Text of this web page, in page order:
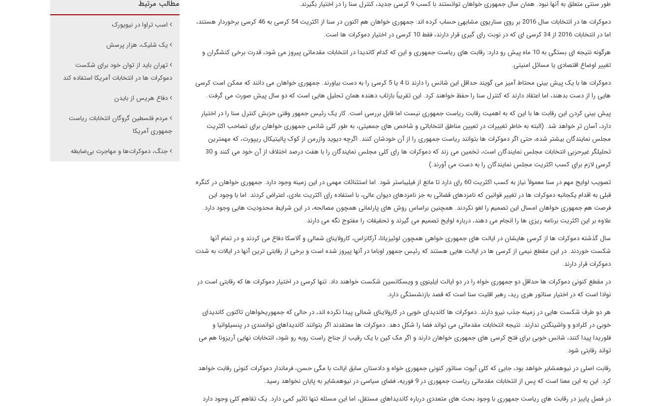
طور سنتی متعلق به آنها نبود. همان سال جمهوری خواهان توانستند با کسب 9 کرسی جدید، کنترل سنا را در اختیار بگیرند.
دموکرات ها در انتخابات سال 2016 بر روی سناریوی مشابهی حساب کرده اند: جمهوری خواهان هم اکنون در سنا از اکثریت 54 کرسی به 46 کرسی برخوردار هستند،
اما در انتخابات 2016 از 34 کرسی ای که در نوبت رای گیری قرار دارند، فقط 10 کرسی در اختیار دموکرات ها است.
هرگونه نتیجه ای بستگی به 10 ماه پیش رو دارد: رقابت های ریاست جمهوری و این که کدام کاندیدا در انتخابات مقدماتی پیروز می شود، قدرت برخی کنشگران و
تغییر اوضاع اقتصادی یا مسائل امنیتی.
دموکرات ها با یک پیش بینی محتاط آمیز می گویند حداقل این شانس را دارند تا 4 یا 5 کرسی را به دست بیاورند. جمهوری خواهان می دانند که ممکن است کرسی
هایی را از دست بدهند، اما اعتقاد دارند که کنترل سنا را حفظ خواهند کرد. این تقریباً بازتاب دهنده همان تحلیل هایی است که دو سال پیش صورت می گرفت.
پیش بینی کردن این رقابت ها با این که به اهمیت رقابت ریاست جمهوری نیست اما قابل بررسی است. کار یک رئیس جمهور وقتی حزبش کنترل سنا را در اختیار
دارد، آسان تر خواهد شد. (البته به خاطر تغییرات در تعیین مناطق انتخاباتی و شاخص های جمعیتی، به طور کلی شانس جمهوری خواهان برای تصاحب اکثریت
مجلس نمایندگان بیشتر شده، حتی اگر دموکرات ها بتوانند ریاست جمهوری را از آن خودشان کنند. اگرچه دیوید وازرمن از کوک پالیتیکال ریپورت، که مهمترین
تحلیلگر غیرحزبی انتخابات مجلس نمایندگان است، تخمین می زند که دموکرات ها رای کلی مجلس نمایندگان را با هفت درصد اختلاف از آن خود می کنند و 30
کرسی لازم برای کسب اکثریت مجلس نمایندگان را به دست می آورند.)
تصویب لوایح مهم در سنا معمولاً نیاز به کسب اکثریت 60 رای دارد تا مانع از فیلیباستر شود. اما استثنائات مهمی در این زمینه وجود دارد. جمهوری خواهان در کنگره
قبلی به اقدام یکجانبه دموکرات ها در تغییر قوانین که نامزدهای قضائی به جز نامزدهای دیوان عالی، با استفاده رای اکثریت عادی، اعتراض کردند. اما با وجود این
فرصت هم جمهوری خواهان امسال این تصمیم را لغو نکردند. همچنین براساس روش های پارلمانی همچون مصالحه، در این شرایط محدودیت هایی وجود دارد.
علاوه بر این اکثریت برنامه ریزی ها را انجام می دهند، درباره لوایح تصمیم می گیرند و تحقیقات را مفتوح نگه می دارند.
سال گذشته دموکرات ها از کرسی هایشان در ایالت های جمهوری خواهی همچون لوئیزیانا، آرکانزاس، کارولاینای شمالی و آلاسکا دفاع می کردند و در تمام آنها
شکست خوردند. در این مقطع نیمی از کرسی ها در ایالت هایی هستند که رئیس جمهور اوباما در آنها پیروز شده است و برخی از رقابتی ترین آنها در ایالات به شدت
دموکرات قرار دارند.
در مقطع کنونی دموکرات ها حداقل دو جمهوری خواه را در دو ایالت ایلینوی و ویسکانسین شکست خواهند داد. تنها کرسی در اختیار دموکرات ها که رقابتی است در
نوادا است که در اختیار سناتور هری رید، رهبر اقلیت سنا است که قصد بازنشستگی دارد.
هر دو طرف شکست هایی در زمینه جذب نیرو دارند. دموکرات ها کاندیدای خوبی در کارولاینای شمالی پیدا نکرده اند، در حالی که جمهوریخواهان تاکنون کاندیدای
خوبی در کلرادو و واشینگتن ندارند. نتیجه انتخابات مقدماتی می تواند فضا را شکل دهد. دموکرات ها معتقدند اگر بتوانند کاندیداهای توانمندی در پنسیلوانیا و
فلوریدا پیدا کنند، شانس خوبی برای فتح کرسی های جمهوری خواهان دارند و اگر مک کین با یک رقیب از جناح راست روبه رو شود، انتخابات نهایی آریزونا هم می
تواند رقابتی شود.
رقابت اصلی در نیوهمشایر خواهد بود، جایی که کلی آیوت سناتور کنونی جمهوری خواه و دادستان سابق ایالت با مگی حسن، فرماندار دموکرات کنونی رقابت خواهد
کرد. این به این معنا است که پس از انتخابات مقدماتی ریاست جمهوری در 9 فوریه، فضای سیاسی در نیوهمشایر به پایان نخواهد رسید.
در فصل پاییز در رقابت های ریاست جمهوری با وجود بحث های متعددی درباره کاندیداهای مستقل، اما این مسئله تنها تاثیر کمی دارد. یک تقاهم کلی وجود دارد
مطالب مرتبط
اسب تراوا در نیویورک
یک شلیک، هزار پرسش
تهران باید از توان خود برای شکست
دموکرات ها در انتخابات آمریکا استفاده کند
دفاع هریس از بایدن
مردم فلسطین گروگان انتخابات ریاست
جمهوری آمریکا
جنگ، دموکرات‌ها و مهاجرت بی‌ضابطه